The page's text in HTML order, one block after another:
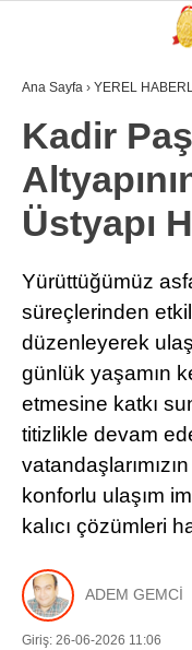
GÜNDEM
3. SAYFA
SAĞLIK
EĞİTİM
KÜLTÜR SANAT
EKONOMİ
YAZARLAR
YEREL HABERLER
Ana Sayfa › YEREL
Kadir
Üstyapı
Yürüttüğümüz
süreçlerinden
düzenleyerek
günlük yaşamın
etmesine katkı
titizlikle devam
konforlu ulaşım
kalıcı çözümleri
ADEM GEMCİ
Giriş: 26-06-2026 11:06